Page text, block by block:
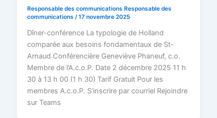
Responsable des communications Responsable des
communications/17 novembre 2025
Dîner-conférence La typologie de Holland
comparée aux besoins fondamentaux de St-
Arnaud Conférencière Geneviève Phaneuf, c.o.
Membre de l’A.c.o.P. Date 2 décembre 2025 11 h
30 à 13 h 00 (1 h 30) Tarif Gratuit Pour les
membres A.c.o.P. S’inscrire par courriel Rejoindre
sur Teams